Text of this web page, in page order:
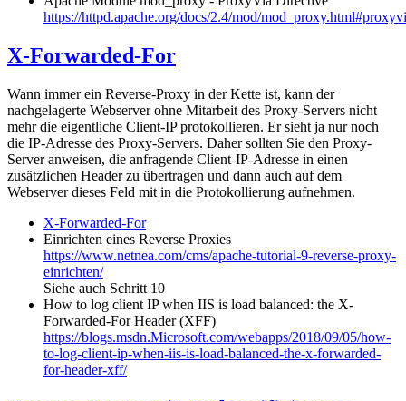
https://httpd.apache.org/docs/2.4/mod/
X-Forwarded-For
Wann immer ein Reverse-Proxy in der Kette ist, kann der
nachgelagerte Webserver ohne Mitarbeit des Proxy-Servers nicht
mehr die eigentliche Client-IP protokollieren. Er sieht ja nur noch
die IP-Adresse des Proxy-Servers. Daher sollten Sie den Proxy-
Server anweisen, die anfragende Client-IP-Adresse in einen
zusätzlichen Header zu übertragen und dann auch auf dem
Webserver dieses Feld mit in die Protokollierung aufnehmen.
X-Forwarded-For
Einrichten eines Reverse Proxies
https://www.netnea.com/cms/apache-tutorial-9-reverse-proxy-
einrichten/
Siehe auch Schritt 10
How to log client IP when IIS is load balanced: the X-
Forwarded-For Header (XFF)
https://blogs.msdn.Microsoft.com/webapps/2018/09/05/how-
to-log-client-ip-when-iis-is-load-balanced-the-x-forwarded-
for-header-xff/